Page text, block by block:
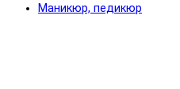
Маникюр, педикюр